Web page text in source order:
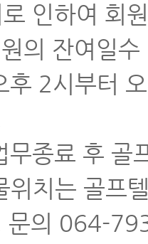
인하여 회
의 잔여일
후 2시부터
무종료 후 골
위치는 골프
문의 064-